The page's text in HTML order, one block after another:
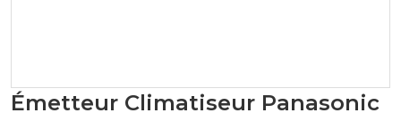
Émetteur Climatiseur Panasonic